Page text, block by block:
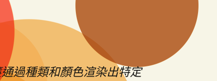
過種類和顏色渲染出特定